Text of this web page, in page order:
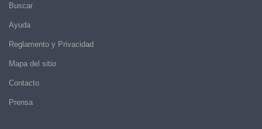
Buscar
Ayuda
Reglamento y Privacidad
Mapa del sitio
Contacto
Prensa